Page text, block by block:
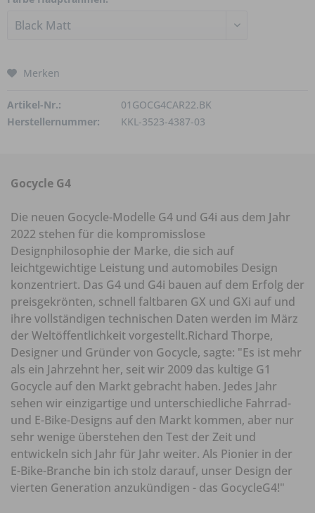
Merken
Artikel-Nr.:
01GOCG4CAR22.BK
Herstellernummer:
KKL-3523-4387-03
Gocycle G4
Die neuen Gocycle-Modelle G4 und G4i aus dem Jahr
2022 stehen für die kompromisslose
Designphilosophie der Marke, die sich auf
leichtgewichtige Leistung und automobiles Design
konzentriert. Das G4 und G4i bauen auf dem Erfolg der
preisgekrönten, schnell faltbaren GX und GXi auf und
ihre vollständigen technischen Daten werden im März
der Weltöffentlichkeit vorgestellt.Richard Thorpe,
Designer und Gründer von Gocycle, sagte: "Es ist mehr
als ein Jahrzehnt her, seit wir 2009 das kultige G1
Gocycle auf den Markt gebracht haben. Jedes Jahr
sehen wir einzigartige und unterschiedliche Fahrrad-
und E-Bike-Designs auf den Markt kommen, aber nur
sehr wenige überstehen den Test der Zeit und
entwickeln sich Jahr für Jahr weiter. Als Pionier in der
E-Bike-Branche bin ich stolz darauf, unser Design der
vierten Generation anzukündigen - das GocycleG4!"